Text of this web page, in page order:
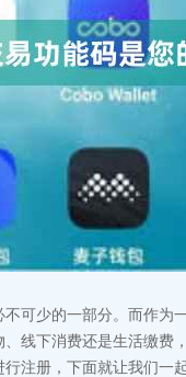
可少的一部分。而作为
线下消费还是生活缴费
注册，下面就让我们一